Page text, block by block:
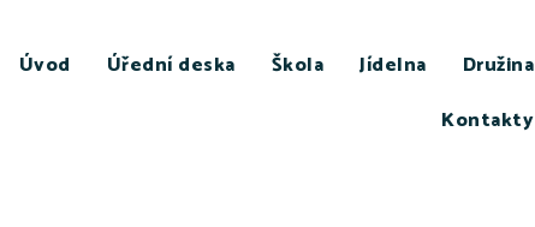
Úvod Úřední deska Škola Jídelna
Družina
Kontakty